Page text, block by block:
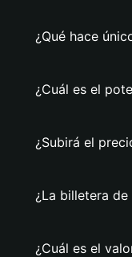
¿Qué hace
¿Cuál es el
¿Subirá el
¿La billetera
¿Cuál es el